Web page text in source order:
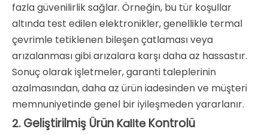
fazla güvenilirlik sağlar. Örneğin, bu tür koşullar
altında test edilen elektronikler, genellikle termal
çevrimle tetiklenen bileşen çatlaması veya
arızalanması gibi arızalara karşı daha az hassastır.
Sonuç olarak işletmeler, garanti taleplerinin
azalmasından, daha az ürün iadesinden ve müşteri
memnuniyetinde genel bir iyileşmeden yararlanır.
2. Geliştirilmiş Ürün Kalite Kontrolü